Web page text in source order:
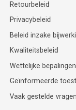
Retourbeleid
Privacybeleid
Beleid inzake
Kwaliteitsbeleid
Wettelijke
Geïnformeerde
Vaak gestelde vragen